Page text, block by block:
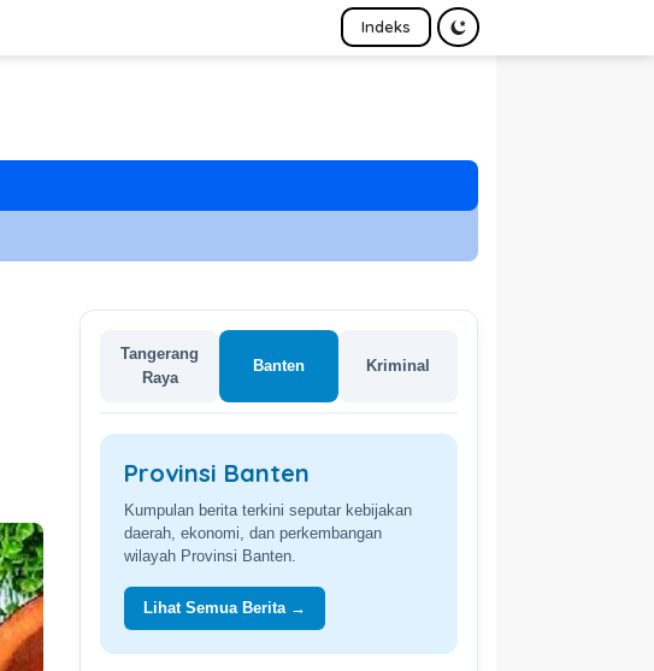
Indeks
Tangerang
Raya
Banten Kriminal
Provinsi Banten
Kumpulan berita terkini seputar kebijakan
daerah, ekonomi, dan perkembangan
wilayah Provinsi Banten.
Lihat Semua Berita →